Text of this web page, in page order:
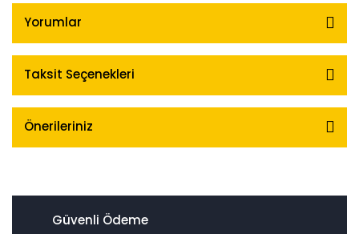
Yorumlar
Taksit Seçenekleri
Önerileriniz
Güvenli Ödeme